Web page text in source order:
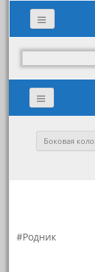
Боковая
#Родник